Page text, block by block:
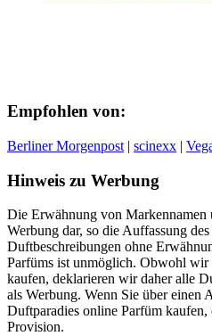
Empfohlen von:
Berliner Morgenpost | scinexx |
Hinweis zu Werbung
Die Erwähnung von Markennamen
Werbung dar, so die Auffassung des
Duftbeschreibungen ohne
Parfüms ist unmöglich. Obwohl wir
kaufen, deklarieren wir daher alle
als Werbung. Wenn Sie über einen
Duftparadies online Parfüm
Provision.